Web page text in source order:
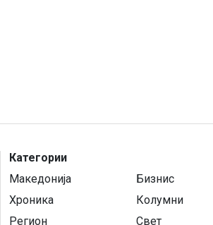
Категории
Македонија
Бизнис
Хроника
Колумни
Регион
Свет